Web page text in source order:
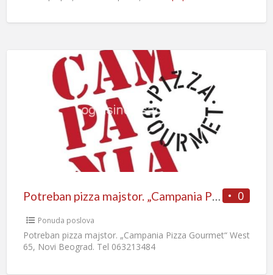
0
Potreban pizza majstor. „Campania Pizza Gourmet“
Ponuda poslova
Potreban pizza majstor. „Campania Pizza Gourmet“ West
65, Novi Beograd. Tel 063213484